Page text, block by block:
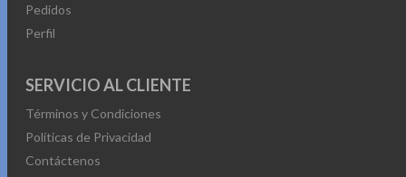
Pedidos
Perfil
SERVICIO AL CLIENTE
Términos y Condiciones
Políticas de Privacidad
Contáctenos